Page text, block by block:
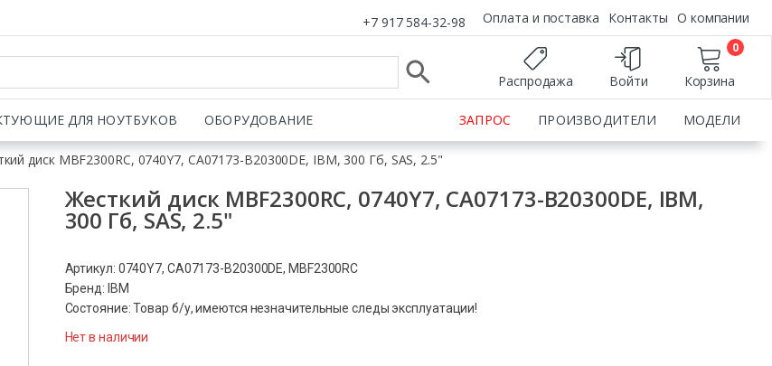
+7 917 584-32-98 Оплата и поставка Контакты О компании
Распродажа Войти Корзина
0
ДЛЯ НОУТБУКОВ ОБОРУДОВАНИЕ ЗАПРОС ПРОИЗВОДИТЕЛИ МОДЕЛИ
диск MBF2300RC, 0740Y7, CA07173-B20300DE, IBM, 300 Гб, SAS, 2.5"
Жесткий диск MBF2300RC, 0740Y7, CA07173-B20300DE, IBM,
300 Гб, SAS, 2.5"
Артикул: 0740Y7, CA07173-B20300DE, MBF2300RC
Бренд: IBM
Состояние: Товар б/у, имеются незначительные следы эксплуатации!
Нет в наличии